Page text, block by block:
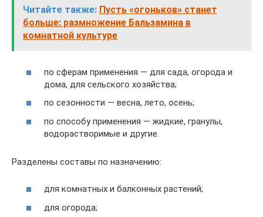
Читайте также: Пусть «огоньков» станет
больше: размножение Бальзамина в
комнатной культуре
по сферам применения — для сада, огорода и
дома, для сельского хозяйства;
по сезонности — весна, лето, осень;
по способу применения — жидкие, гранулы,
водорастворимые и другие.
Разделены составы по назначению:
для комнатных и балконных растений;
для огорода;